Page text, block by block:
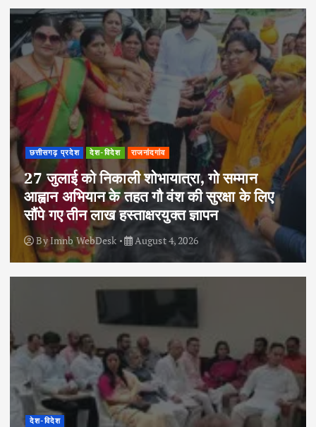
छत्तीसगढ़ प्रदेश देश-विदेश राजनांदगांव
27 जुलाई को निकाली शोभायात्रा, गो सम्मान
आह्वान अभियान के तहत गौ वंश की सुरक्षा के लिए
सौंपे गए तीन लाख हस्ताक्षरयुक्त ज्ञापन
ByImnb WebDesk August 4, 2026
देश-विदेश